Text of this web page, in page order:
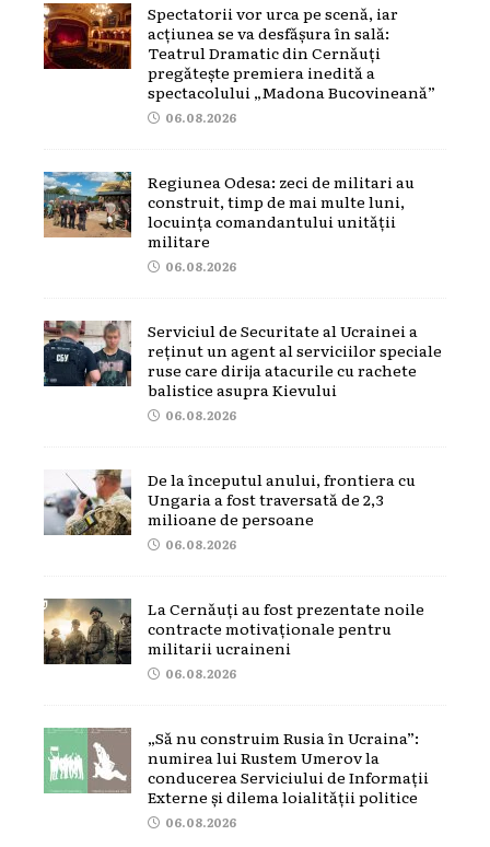
Spectatorii vor urca pe scenă, iar
acțiunea se va desfășura în sală:
Teatrul Dramatic din Cernăuți
pregătește premiera inedită a
spectacolului „Madona Bucovineană”
06.08.2026
Regiunea Odesa: zeci de militari au
construit, timp de mai multe luni,
locuința comandantului unității
militare
06.08.2026
Serviciul de Securitate al Ucrainei a
reținut un agent al serviciilor speciale
ruse care dirija atacurile cu rachete
balistice asupra Kievului
06.08.2026
De la începutul anului, frontiera cu
Ungaria a fost traversată de 2,3
milioane de persoane
06.08.2026
La Cernăuți au fost prezentate noile
contracte motivaționale pentru
militarii ucraineni
06.08.2026
„Să nu construim Rusia în Ucraina”:
numirea lui Rustem Umerov la
conducerea Serviciului de Informații
Externe și dilema loialității politice
06.08.2026